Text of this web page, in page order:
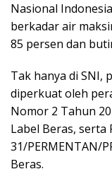
Nasional
berkadar air
85 persen dan
Tak hanya di
diperkuat oleh
Nomor 2 Tahun
Label Beras,
31/PERMENTAN/
Beras.